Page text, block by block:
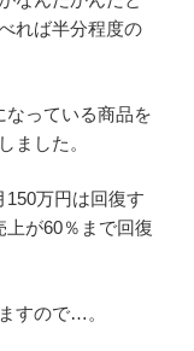
れば半分程度の
なっている商品を
ました。
万円は回復す
が60％まで回復
すので…。